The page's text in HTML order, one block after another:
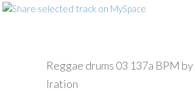
Reggae drums 03 137a BPM
Iration